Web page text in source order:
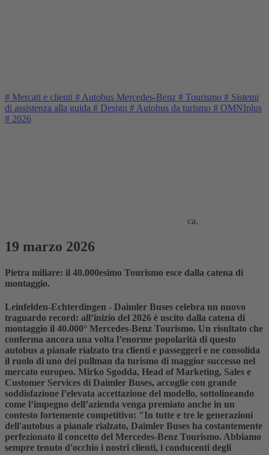
# Mercati e clienti # Autobus Mercedes-Benz # Tourismo # Sistemi
di assistenza alla guida # Design # Autobus da turismo # OMNIplus
# 2026
ca.
19 marzo 2026
Pietra miliare: il 40.000esimo Tourismo esce dalla catena di
montaggio.
Leinfelden-Echterdingen - Daimler Buses celebra un nuovo
traguardo record: all’inizio del 2026 è uscito dalla catena di
montaggio il 40.000° Mercedes‑Benz Tourismo. Un risultato che
conferma ancora una volta l’enorme popolarità di questo
autobus a pianale rialzato tra clienti e passeggeri e ne consolida
il ruolo di uno dei pullman da turismo di maggior successo nel
mercato europeo. Mirko Sgodda, Head of Marketing, Sales e
Customer Services di Daimler Buses, accoglie con grande
soddisfazione l’elevata accettazione del modello, sottolineando
come l’impegno dell’azienda venga premiato anche in un
contesto fortemente competitivo: "In tutte e tre le generazioni
dell'autobus a pianale rialzato, Daimler Buses ha costantemente
perfezionato il concetto del Mercedes-Benz Tourismo. Abbiamo
sempre tenuto d'occhio i nostri clienti, i conducenti degli